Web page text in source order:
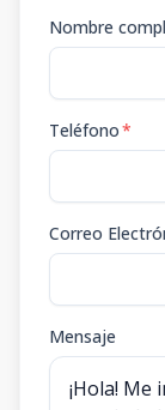
Nombre
Teléfono*
Correo
Mensaje